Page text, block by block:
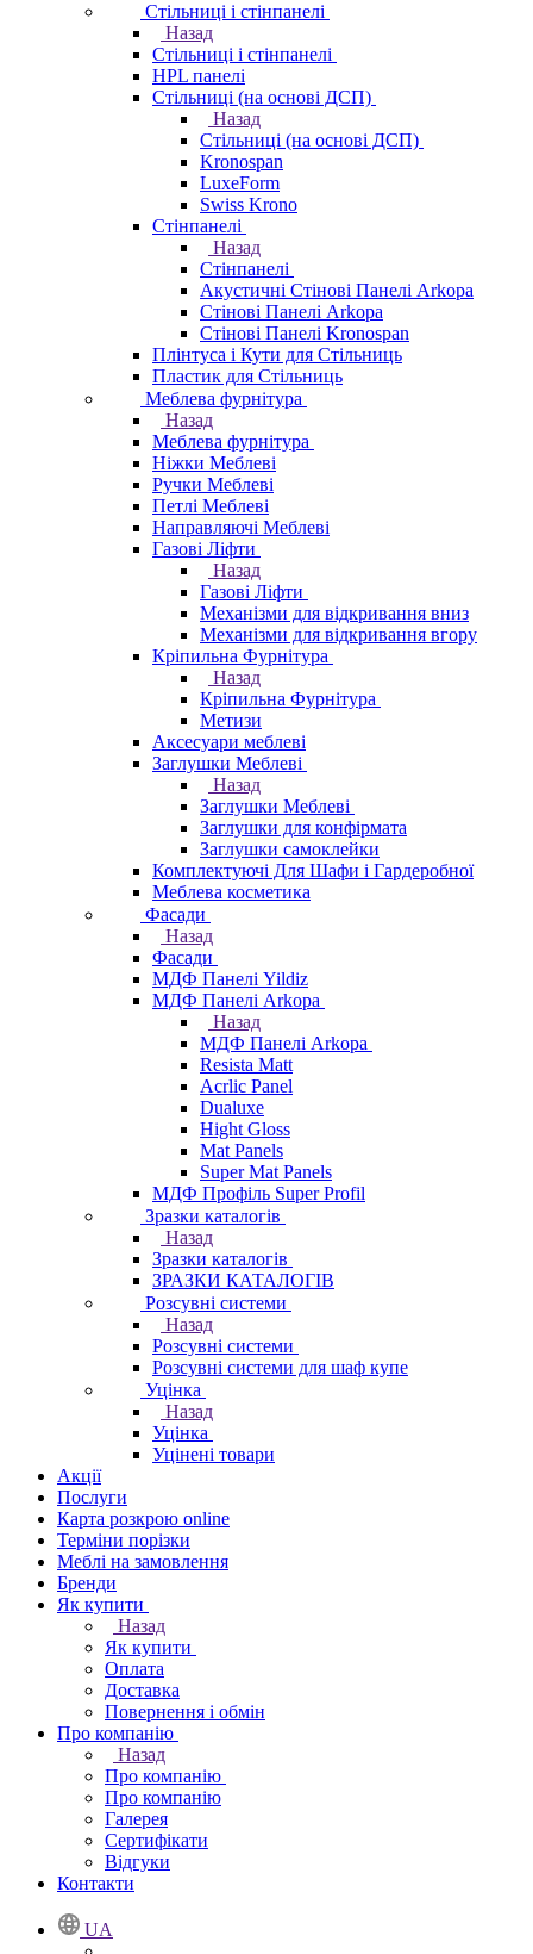
Стільниці і стінпанелі
Назад
Стільниці і стінпанелі
HPL панелі
Стільниці (на основі ДСП)
Назад
Стільниці (на основі ДСП)
Kronospan
LuxeForm
Swiss Krono
Стінпанелі
Назад
Стінпанелі
Акустичні Стінові Панелі Аrkopa
Стінові Панелі Arkopa
Стінові Панелі Kronospan
Плінтуса і Кути для Стільниць
Пластик для Стільниць
Меблева фурнітура
Назад
Меблева фурнітура
Ніжки Меблеві
Ручки Меблеві
Петлі Меблеві
Направляючі Меблеві
Газові Ліфти
Назад
Газові Ліфти
Механізми для відкривання вниз
Механізми для відкривання вгору
Кріпильна Фурнітура
Назад
Кріпильна Фурнітура
Метизи
Аксесуари меблеві
Заглушки Меблеві
Назад
Заглушки Меблеві
Заглушки для конфірмата
Заглушки самоклейки
Комплектуючі Для Шафи і Гардеробної
Меблева косметика
Фасади
Назад
Фасади
МДФ Панелі Yildiz
МДФ Панелі Arkopa
Назад
МДФ Панелі Arkopa
Resista Matt
Acrlic Panel
Dualuxe
Hight Gloss
Mat Panels
Super Mat Panels
МДФ Профіль Super Profil
Зразки каталогів
Назад
Зразки каталогів
ЗРАЗКИ КАТАЛОГІВ
Розсувні системи
Назад
Розсувні системи
Розсувні системи для шаф купе
Уцінка
Назад
Уцінка
Уцінені товари
Акції
Послуги
Карта розкрою online
Терміни порізки
Меблі на замовлення
Бренди
Як купити
Назад
Як купити
Оплата
Доставка
Повернення і обмін
Про компанію
Назад
Про компанію
Про компанію
Галерея
Сертифікати
Відгуки
Контакти
UA